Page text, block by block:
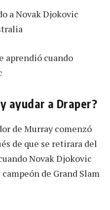
aprendió cuando
ayudar a Draper?
de Murray comenzó
de que se retirara del
Novak Djokovic
de Grand Slam